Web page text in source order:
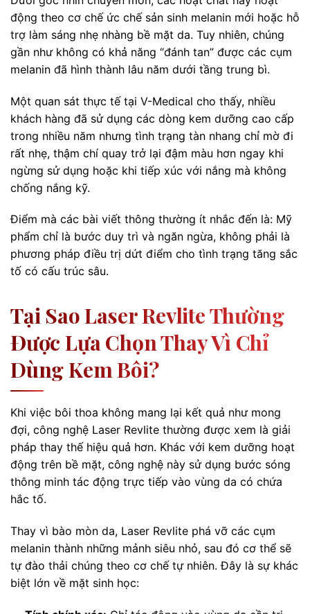
động theo cơ chế ức chế sản sinh melanin mới hoặc hỗ
trợ làm sáng nhẹ nhàng bề mặt da. Tuy nhiên, chúng
gần như không có khả năng “đánh tan” được các cụm
melanin đã hình thành lâu năm dưới tầng trung bì.
Một quan sát thực tế tại V-Medical cho thấy, nhiều
khách hàng đã sử dụng các dòng kem dưỡng cao cấp
trong nhiều năm nhưng tình trạng tàn nhang chỉ mờ đi
rất nhẹ, thậm chí quay trở lại đậm màu hơn ngay khi
ngừng sử dụng hoặc khi tiếp xúc với nắng mà không
chống nắng kỹ.
Điểm mà các bài viết thông thường ít nhắc đến là: Mỹ
phẩm chỉ là bước duy trì và ngăn ngừa, không phải là
phương pháp điều trị dứt điểm cho tình trạng tăng sắc
tố có cấu trúc sâu.
Tại Sao Laser Revlite Thường
Được Lựa Chọn Thay Vì Chỉ
Dùng Kem Bôi?
Khi việc bôi thoa không mang lại kết quả như mong
đợi, công nghệ Laser Revlite thường được xem là giải
pháp thay thế hiệu quả hơn. Khác với kem dưỡng hoạt
động trên bề mặt, công nghệ này sử dụng bước sóng
thông minh tác động trực tiếp vào vùng da có chứa
hắc tố.
Thay vì bào mòn da, Laser Revlite phá vỡ các cụm
melanin thành những mảnh siêu nhỏ, sau đó cơ thể sẽ
tự đào thải chúng theo cơ chế tự nhiên. Đây là sự khác
biệt lớn về mặt sinh học: